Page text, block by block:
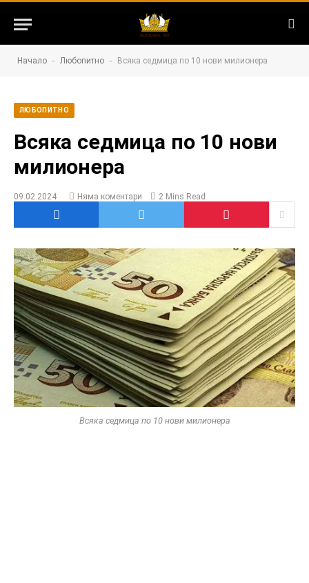
Начало - Любопитно - Всяка седмица по 10 нови милионера
ЛЮБОПИТНО
Всяка седмица по 10 нови
милионера
09.02.2024 Няма коментари 2 Mins Read
Всяка седмица по 10 нови милионера